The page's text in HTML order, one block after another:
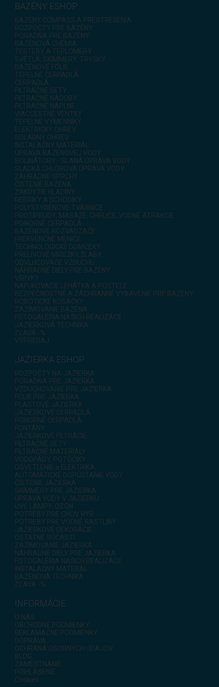
BAZÉNY ESHOP
BAZÉNY COMPASS A PRESTREŠENIA
ROZPOČTY PRE BAZÉNY
PORADŇA PRE BAZÉNY
BAZÉNOVÁ CHÉMIA
TESTERY A TEPLOMERY
SVETLÁ, SKIMMERY, TRYSKY
BAZÉNOVÉ FÓLIE
TEPELNÉ ČERPADLÁ
ČERPADLÁ
FILTRAČNÉ SETY
FILTRAČNÉ NÁDOBY
FILTRAČNÉ NÁPLNE
VIACCESTNÉ VENTILY
TEPELNÉ VÝMENNÍKY
ELEKTRICKÝ OHREV
SOLÁRNY OHREV
INŠTALAČNÝ MATERIÁL
ÚPRAVA BAZÉNOVEJ VODY
SOLINÁTORY - SLANÁ ÚPRAVA VODY
SLADKÁ CHLÓROVÁ ÚPRAVA VODY
ZÁHRADNÉ SPRCHY
ČISTENIE BAZÉNA
ZAKRYTIE HLADINY
REBRÍKY A SCHODÍKY
POLYSTYRÉNOVÉ TVÁRNICE
PROTIPRÚDY, MASÁŽE, CHRLIČE, VODNÉ ATRAKCIE
PONORNÉ ČERPADLÁ
BAZÉNOVÉ ROZVÁDZAČE
FREKVENČNÉ MENIČE
TECHNOLOGICKÉ DOMČEKY
PRELIVOVÉ MRIEŽKY,ŽĽABY
ODVLHČOVAČE VZDUCHU
NÁHRADNÉ DIELY PRE BAZÉNY
VÍRIVKY
NAFUKOVACIE LEHÁTKA A POSTELE
BEZPEČNOSTNÉ A ZÁCHRANNÉ VYBAVENIE PRE BAZÉNY
ROBOTICKÉ KOSAČKY
ZAZIMOVANIE BAZÉNA
FOTOGALÉRIA NAŠICH REALIZÁCIÍ
JAZIERKOVÁ TECHNIKA
ZĽAVA -%
VÝPREDAJ
JAZIERKA ESHOP
ROZPOČTY NA JAZIERKA
PORADŇA PRE JAZIERKA
VZDUCHOVANIE PRE JAZIERKA
FÓLIE PRE JAZIERKA
PLASTOVÉ JAZIERKA
JAZIERKOVÉ ČERPADLÁ
PONORNÉ ČERPADLÁ
FONTÁNY
JAZIERKOVÉ FILTRÁCIE
FILTRAČNÉ SETY
FILTRAČNÉ MATERIÁLY
VODOPÁDY, POTÔČIKY
OSVETLENIE a ELEKTRIKA
AUTOMATICKÉ DOPÚŠŤANIE VODY
ČISTENIE JAZIERKA
SKIMMERY PRE JAZIERKA
ÚPRAVA VODY V JAZIERKU
UVC LAMPY, OZÓN
POTREBY PRE CHOV RÝB
POTREBY PRE VODNÉ RASTLINY
JAZIERKOVÉ DEKORÁCIE
OSTATNÉ SÚČASTI
ZAZIMOVANIE JAZIERKA
NÁHRADNÉ DIELY PRE JAZIERKA
FOTOGALÉRIA NAŠICH REALIZÁCIÍ
INŠTALAČNÝ MATERÁL
BAZÉNOVÁ TECHNIKA
ZĽAVA -%
INFORMÁCIE
O NÁS
OBCHODNÉ PODMIENKY
REKLAMAČNÉ PODMIENKY
DOPRAVA
OCHRANA OSOBNÝCH ÚDAJOV
BLOG
ZAMESTNANIE
PRIHLÁSENIE
Cookies